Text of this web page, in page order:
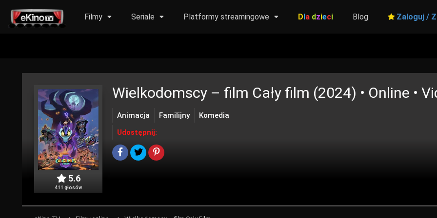
Filmy Seriale Platformy streamingowe Dla dzieci Blog Zaloguj /
5.6
411 głosów
Wielkodomscy – film Cały film (2024) • Online •
Animacja Familijny
Komedia
Udostępnij: